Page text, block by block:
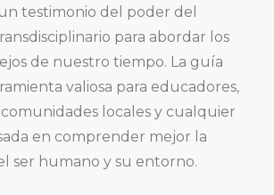
testimonio del poder del
para abordar los
de nuestro tiempo. La guía
valiosa para educadores,
locales y cualquier
en comprender mejor la
ser humano y su entorno.